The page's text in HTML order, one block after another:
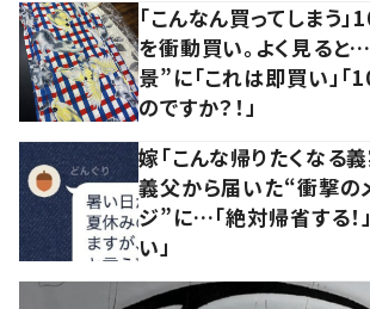
「こんなん買ってしまう
を衝動買い。よく見る
景”に「これは即買い」
のですか？！」
嫁「こんな帰りたくなる義
義父から届いた“衝撃の
ジ”に…「絶対帰省する！
い」